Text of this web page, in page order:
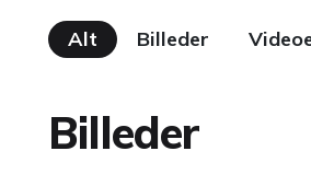
Alt Billeder
Billeder